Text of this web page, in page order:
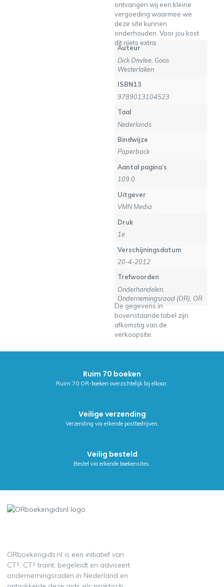
ontvangen wij een kleine
vergoeding waarmee we
deze site kunnen
onderhouden. Voor jou kost
dit niets extra.
Auteur
Dick Onvlee, Goos
Westerlaken
ISBN13
9789013104523
Taal
Nederlands
Bindwijze
Paperback
Aantal pagina’s
109.0
Uitgever
VMN Media
Druk
1e
Verschijningsdatum
20-4-2012
Trefwoorden
Onderhandelen,
Ondernemingsraad (OR), OR
De gegevens in
bovenstaande tabel zijn
afkomstig van de
verkoopsite.
Ruim 70 boeken
Ruim 70 OR-boeken overzichtelijk bij elkaar.
Veilige verzending
Verzending via erkende postbedrijven.
Veilig besteld
Bestel via erkende boekensites.
ORboekengids.nl is een initiatief van
CT². CT² traint, begeleidt en adviseert
ondernemingsraden in Nederland en